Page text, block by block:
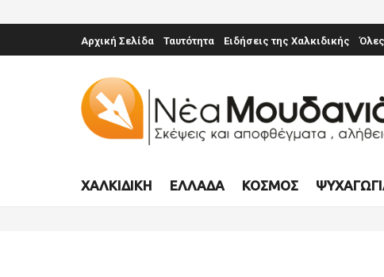
Αρχική Σελίδα Ταυτότητα Ειδήσεις της Χαλκιδικής
ΧΑΛΚΙΔΙΚΉ ΕΛΛΆΔΑ ΚΌΣΜΟΣ